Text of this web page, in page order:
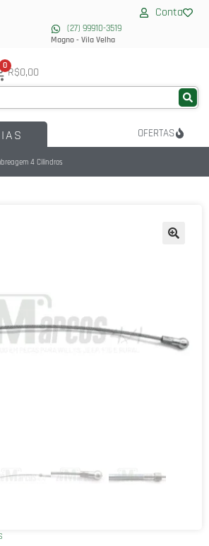
(27) 99910-3519
Magno - Vila Velha
Conta
0R$0,00
OFERTAS
4 Cilindros